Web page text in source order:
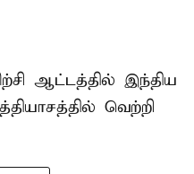
ஆட்டத்தில் இந்திய
வெற்றி